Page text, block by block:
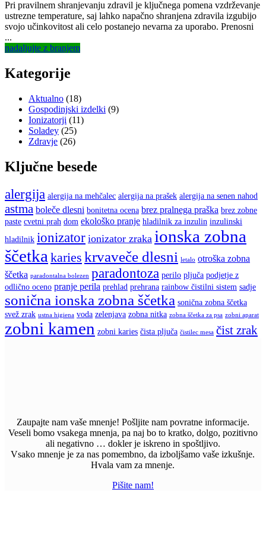
on
Pri pravilnem shranjevanju zdravil je ključnega pomena vzdrževanje
ustrezne temperature, saj lahko napačno shranjena zdravila izgubijo
svojo učinkovitost ali celo postanejo nevarna za uporabo. Prenosni
...
nadaljujte z branjem
Kategorije
Aktualno (18)
Gospodinjski izdelki (9)
Ionizatorji (11)
Soladey (25)
Zdravje (26)
Ključne besede
alergija alergija na mehčalec alergija na prašek alergija na senen nahod
astma boleče dlesni bonitetna ocena brez pralnega praška brez zobne
paste cvetni prah dom ekološko pranje hladilnik za inzulin inzulinski
hladilnik ionizator ionizator zraka ionska zobna
ščetka karies krvaveče dlesni letalo otroška zobna
ščetka paradontalna bolezen paradontoza perilo pljuča podjetje z
odlično oceno pranje perila prehlad prehrana rainbow čistilni sistem sadje
sonična ionska zobna ščetka sonična zobna ščetka
svež zrak ustna higiena voda zelenjava zobna nitka zobna ščetka za psa zobni aparat
zobni kamen zobni karies čista pljuča čistilec mesa čist zrak
Zaupajte nam vaše mnenje! Pošljite nam povratne informacije.
Veseli bomo vsakega mnenja, pa naj bo to kratko, dolgo, pozitivno
ali negativno … dokler je iskreno in spoštljivo.
Vsako mnenje je za nas pomembno, da izboljšamo vaše izkušnje.
Hvala vam za mnenje.
Pišite nam!